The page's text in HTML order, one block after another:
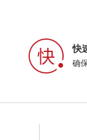
快
确